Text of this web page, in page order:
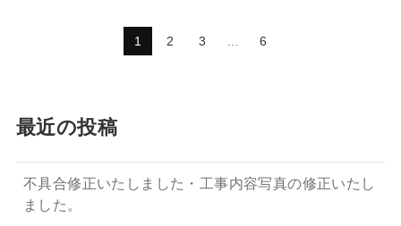
1 2 3 6
最近の投稿
不具合修正いたしました・工事内容写真の修正いたし
ました。